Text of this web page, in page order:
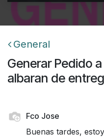
General
Generar Pedido
albaran de
Fco Jose
Buenas tardes,